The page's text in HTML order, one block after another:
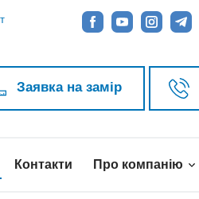
Заявка на замір
Контакти Про компанію